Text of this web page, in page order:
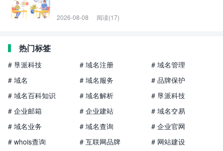
2026-08-08 阅读(17)
热门标签
# 垦派科技 # 域名注册
# 域名管理
# 域名
# 域名服务
# 品牌保护
# 域名百科知识
# 域名解析
# 垦派科技
# 企业邮箱
# 企业建站
# 域名交易
# 域名业务
# 域名查询
# 企业官网
# whois查询
# 互联网品牌
# 网站建设